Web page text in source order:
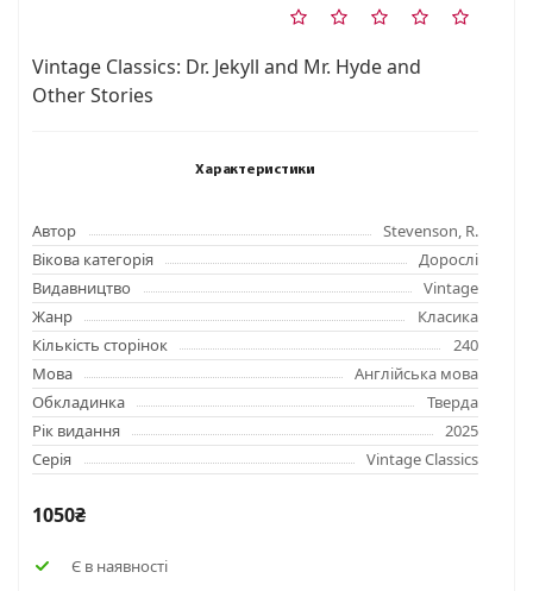
Vintage Classics: Dr. Jekyll and Mr. Hyde and
Other Stories
Характеристики
Автор
Stevenson, R.
Вікова категорія
Дорослі
Видавництво
Vintage
Жанр
Класика
Кількість сторінок
240
Мова
Англійська мова
Обкладинка
Тверда
Рік видання
2025
Серія
Vintage Classics
1050₴
Є в наявності